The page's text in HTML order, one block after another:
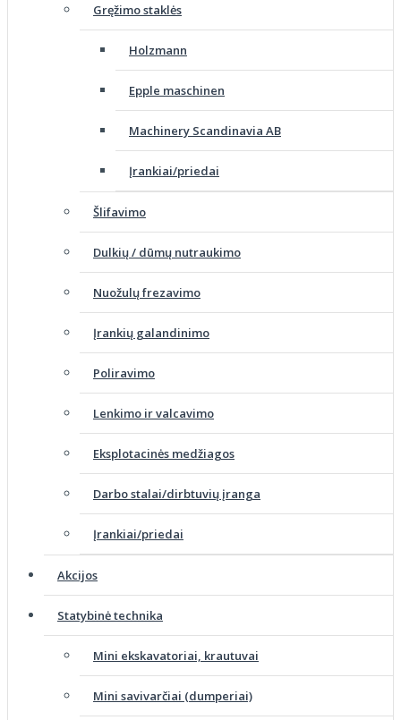
Gręžimo staklės
Holzmann
Epple maschinen
Machinery Scandinavia AB
Įrankiai/priedai
Šlifavimo
Dulkių / dūmų nutraukimo
Nuožulų frezavimo
Įrankių galandinimo
Poliravimo
Lenkimo ir valcavimo
Eksplotacinės medžiagos
Darbo stalai/dirbtuvių įranga
Įrankiai/priedai
Akcijos
Statybinė technika
Mini ekskavatoriai, krautuvai
Mini savivarčiai (dumperiai)